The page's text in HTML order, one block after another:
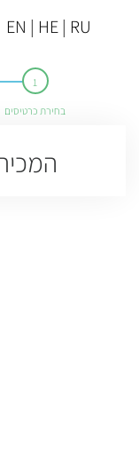
EN | HE | RU
בחירת כרטיסים